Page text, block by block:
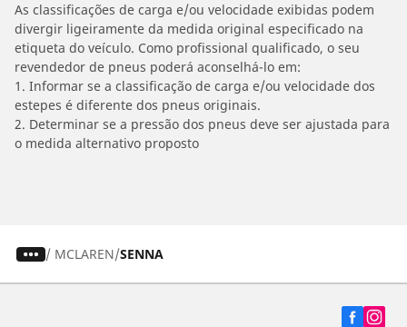
As classificações de carga e/ou velocidade exibidas podem
divergir ligeiramente da medida original especificado na
etiqueta do veículo. Como profissional qualificado, o seu
revendedor de pneus poderá aconselhá-lo em:
1. Informar se a classificação de carga e/ou velocidade dos
estepes é diferente dos pneus originais.
2. Determinar se a pressão dos pneus deve ser ajustada para
o medida alternativo proposto
/ MCLAREN SENNA